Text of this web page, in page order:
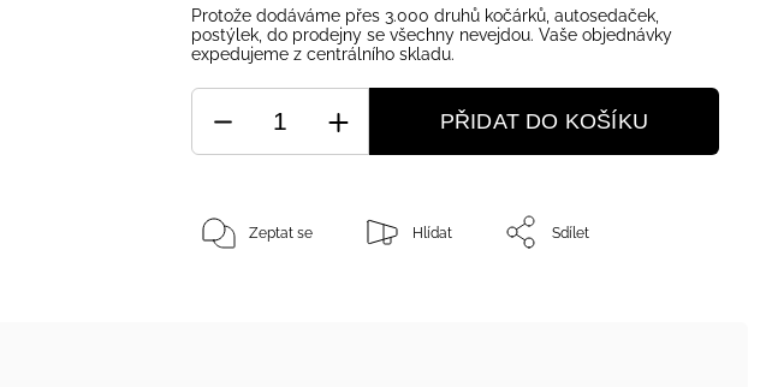
Protože dodáváme přes 3.000 druhů kočárků, autosedaček,
postýlek, do prodejny se všechny nevejdou. Vaše objednávky
expedujeme z centrálního skladu.
PŘIDAT DO KOŠÍKU
Zeptat se Hlídat Sdílet